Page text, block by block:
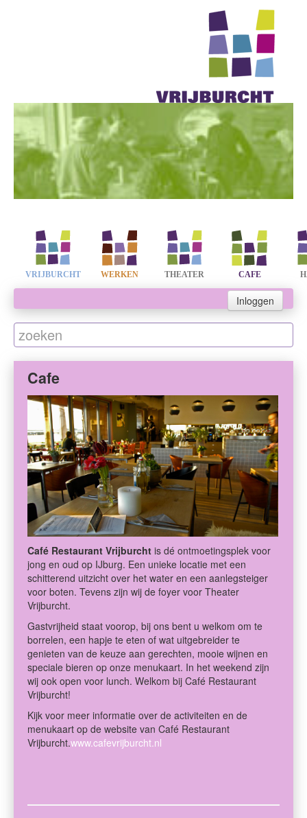
VRIJBURCHT WERKEN THEATER CAFE
Inloggen
Cafe
Café Restaurant Vrijburcht is dé ontmoetingsplek voor
jong en oud op IJburg. Een unieke locatie met een
schitterend uitzicht over het water en een aanlegsteiger
voor boten. Tevens zijn wij de foyer voor Theater
Vrijburcht.
Gastvrijheid staat voorop, bij ons bent u welkom om te
borrelen, een hapje te eten of wat uitgebreider te
genieten van de keuze aan gerechten, mooie wijnen en
speciale bieren op onze menukaart. In het weekend zijn
wij ook open voor lunch. Welkom bij Café Restaurant
Vrijburcht!
Kijk voor meer informatie over de activiteiten en de
menukaart op de website van Café Restaurant
Vrijburcht.www.cafevrijburcht.nl